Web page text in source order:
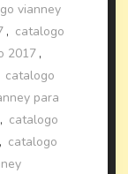
vianney
, catalogo
2017 ,
catalogo
para
, catalogo
, catalogo